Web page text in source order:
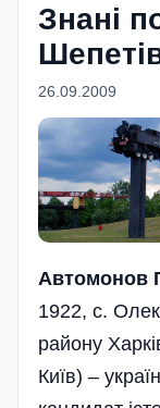
Знані
26.09.2009
Автомонов
1922, с.
району
Київ) –